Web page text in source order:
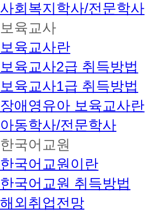
사회복지학사/전문학사
보육교사
보육교사란
보육교사2급 취득방법
보육교사1급 취득방법
장애영유아 보육교사란
아동학사/전문학사
한국어교원
한국어교원이란
한국어교원 취득방법
해외취업전망